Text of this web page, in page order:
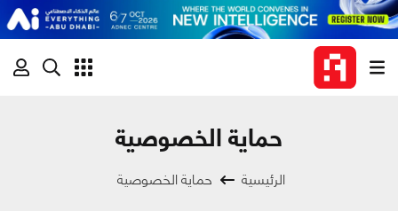
حماية الخصوصية
الرئيسية حماية الخصوصية